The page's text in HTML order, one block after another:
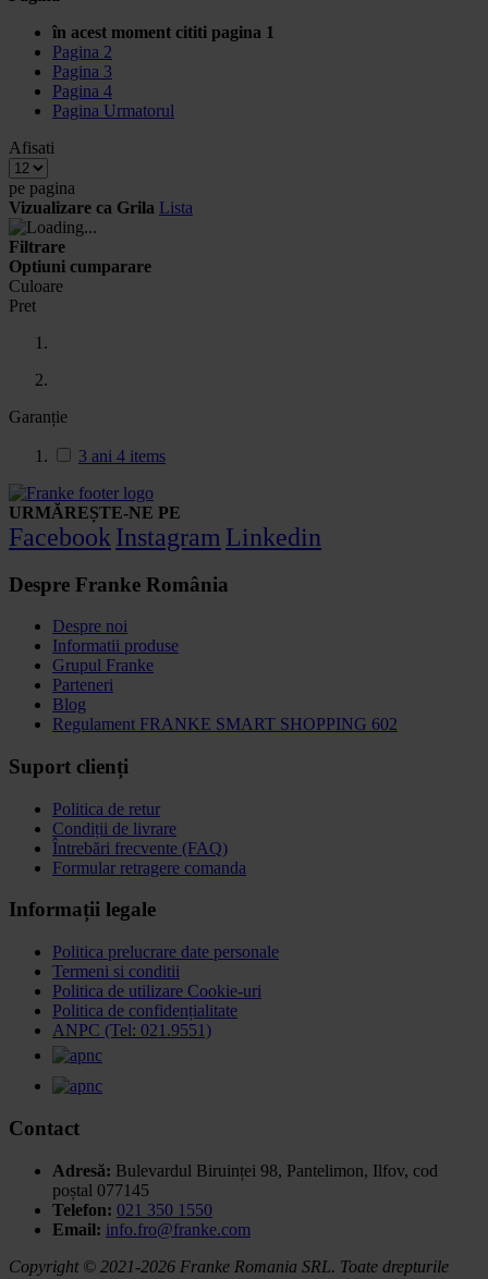
în acest moment cititi pagina 1
Pagina 2
Pagina 3
Pagina 4
Pagina Urmatorul
Afisati
pe pagina
Vizualizare ca Grila Lista
Filtrare
Optiuni cumparare
Culoare
Pret
Garanție
3 ani 4 items
URMĂREȘTE-NE PE
Facebook Instagram Linkedin
Despre Franke România
Despre noi
Informatii produse
Grupul Franke
Parteneri
Blog
Regulament FRANKE SMART SHOPPING 602
Suport clienți
Politica de retur
Condiții de livrare
Întrebări frecvente (FAQ)
Formular retragere comanda
Informații legale
Politica prelucrare date personale
Termeni si conditii
Politica de utilizare Cookie-uri
Politica de confidențialitate
ANPC (Tel: 021.9551)
Contact
Adresă: Bulevardul Biruinței 98, Pantelimon, Ilfov, cod
poștal 077145
Telefon: 021 350 1550
Email: info.fro@franke.com
Copyright © 2021-2026 Franke Romania SRL. Toate drepturile